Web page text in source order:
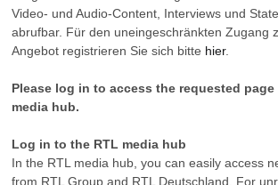
Video- und Audio-Content, Interviews und
abrufbar. Für den uneingeschränkten Zugang
Angebot registrieren Sie sich bitte hier.
Please log in to access the requested page
media hub.
Log in to the RTL media hub
In the RTL media hub, you can easily access
from RTL Group and RTL Deutschland. For